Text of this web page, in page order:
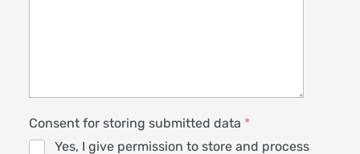
Consent for storing submitted data *
Yes, I give permission to store and process